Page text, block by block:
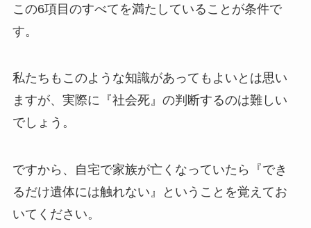
この6項目のすべてを満たしていることが条件で
す。
私たちもこのような知識があってもよいとは思い
ますが、実際に『社会死』の判断するのは難しい
でしょう。
ですから、自宅で家族が亡くなっていたら『でき
るだけ遺体には触れない』ということを覚えてお
いてください。